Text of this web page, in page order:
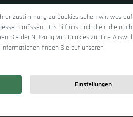
19
Zustimmung zu Cookies sehen wir, was
müssen. Das hilf uns und allen, die nach
Sie der Nutzung von Cookies zu. Ihre
finden Sie auf unseren
Einstellungen